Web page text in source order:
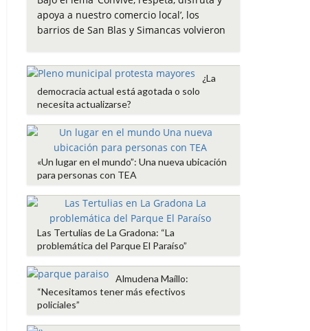
e
b
k
t
t
t
s
p
l
p
a
r
i
r
apoya a nuestro comercio local’, los
barrios de San Blas y Simancas volvieron
¿La
democracia actual está agotada o solo
necesita actualizarse?
«Un lugar en el mundo”: Una nueva ubicación
para personas con TEA
Las Tertulias de La Gradona: “La
problemática del Parque El Paraíso”
Almudena Maíllo:
“Necesitamos tener más efectivos
policiales”